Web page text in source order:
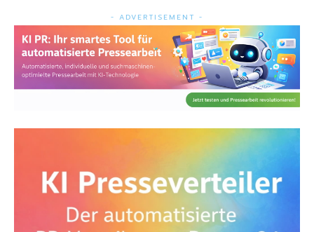
- ADVERTISEMENT -